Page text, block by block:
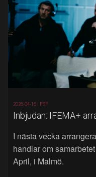
2026-04-16 | FSF
Inbjudan: IFEMA+
I nästa vecka
handlar om
April, i Malmö.